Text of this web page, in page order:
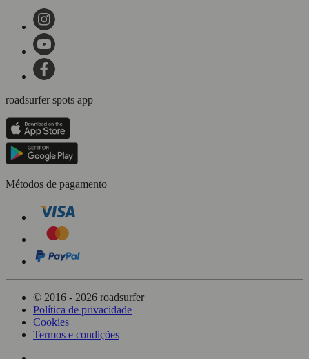
roadsurfer spots app
Métodos de pagamento
© 2016 - 2026 roadsurfer
Política de privacidade
Cookies
Termos e condições